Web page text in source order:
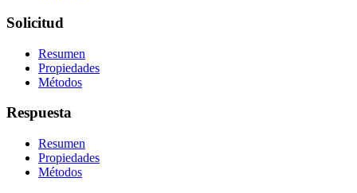
Solicitud
Resumen
Propiedades
Métodos
Respuesta
Resumen
Propiedades
Métodos